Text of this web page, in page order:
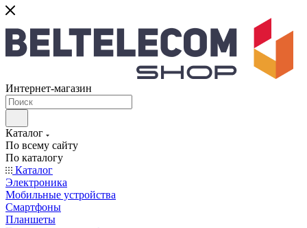
Интернет-магазин
Каталог
По всему сайту
По каталогу
Каталог
Электроника
Мобильные устройства
Смартфоны
Планшеты